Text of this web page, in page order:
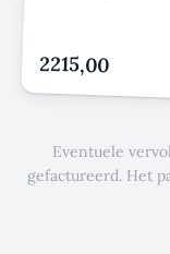
2215,00
Eventuele
gefactureerd. Het